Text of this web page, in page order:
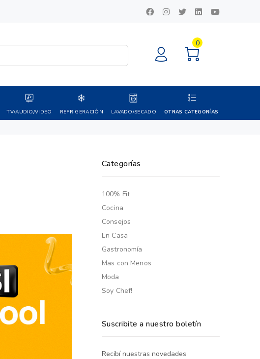
0
TV/AUDIO/VIDEO REFRIGERACIÓN LAVADO/SECADO OTRAS CATEGORÍAS
Categorías
100% Fit
Cocina
Consejos
En Casa
Gastronomía
Mas con Menos
Moda
Soy Chef!
Suscribite a nuestro boletín
Recibí nuestras novedades